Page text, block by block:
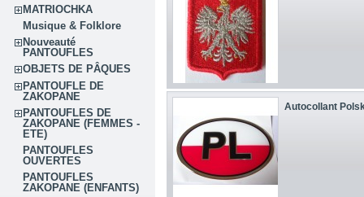
MATRIOCHKA
Musique & Folklore
Nouveauté
PANTOUFLES
OBJETS DE PÂQUES
PANTOUFLE DE
ZAKOPANE
PANTOUFLES DE
ZAKOPANE (FEMMES -
ETE)
PANTOUFLES
OUVERTES
PANTOUFLES
ZAKOPANE (ENFANTS)
Autocollant